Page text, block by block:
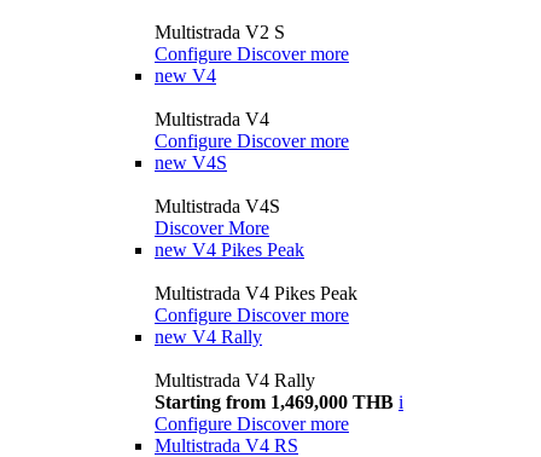
Multistrada V2 S
Configure Discover more
new V4
Multistrada V4
Configure Discover more
new V4S
Multistrada V4S
Discover More
new V4 Pikes Peak
Multistrada V4 Pikes Peak
Configure Discover more
new V4 Rally
Multistrada V4 Rally
Starting from 1,469,000 THB i
Configure Discover more
Multistrada V4 RS